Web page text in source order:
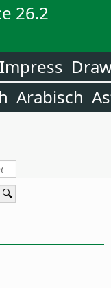
26.2
Impress
Arabisch